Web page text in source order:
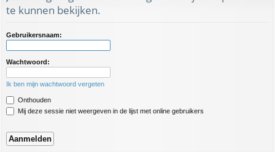
ks s de
te kunnen bekijken.
Gebruikersnaam:
Wachtwoord:
Ik ben mijn wachtwoord vergeten
Onthouden
Mij deze sessie niet weergeven in de lijst met online gebruikers